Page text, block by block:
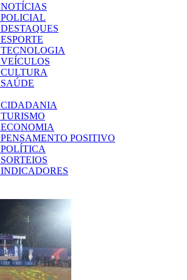
NOTÍCIAS
POLICIAL
DESTAQUES
ESPORTE
TECNOLOGIA
VEÍCULOS
CULTURA
SAÚDE
CIDADANIA
TURISMO
ECONOMIA
PENSAMENTO POSITIVO
POLÍTICA
SORTEIOS
INDICADORES